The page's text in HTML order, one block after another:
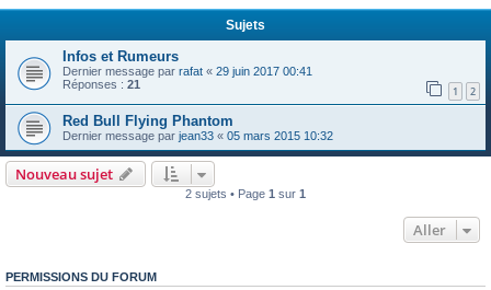
Sujets
Infos et Rumeurs
Dernier message par rafat « 29 juin 2017 00:41
Réponses : 21 1 2
Red Bull Flying Phantom
Dernier message par jean33 « 05 mars 2015 10:32
Nouveau sujet
2 sujets • Page 1 sur 1
Aller
PERMISSIONS DU FORUM